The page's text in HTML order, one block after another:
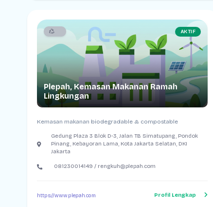
AKTIF
Plepah, Kemasan Makanan Ramah
Lingkungan
Kemasan makanan biodegradable & compostable
Gedung Plaza 3 Blok D-3, Jalan TB Simatupang, Pondok
Pinang, Kebayoran Lama, Kota Jakarta Selatan, DKI
Jakarta
081230014149 / rengkuh@plepah.com
https://www.plepah.com Profil Lengkap